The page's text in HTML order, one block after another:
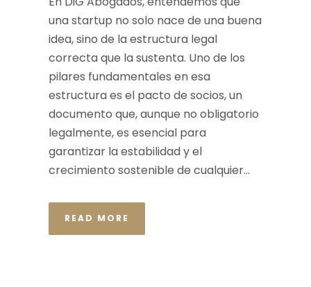
una startup no solo nace de una buena
idea, sino de la estructura legal
correcta que la sustenta. Uno de los
pilares fundamentales en esa
estructura es el pacto de socios, un
documento que, aunque no obligatorio
legalmente, es esencial para
garantizar la estabilidad y el
crecimiento sostenible de cualquier...
READ MORE